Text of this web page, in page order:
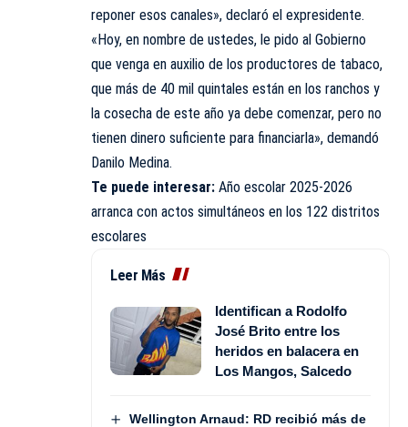
reponer esos canales», declaró el expresidente.
«Hoy, en nombre de ustedes, le pido al Gobierno
que venga en auxilio de los productores de tabaco,
que más de 40 mil quintales están en los ranchos y
la cosecha de este año ya debe comenzar, pero no
tienen dinero suficiente para financiarla», demandó
Danilo Medina.
Te puede interesar: Año escolar 2025-2026
arranca con actos simultáneos en los 122 distritos
escolares
Leer Más
Identifican a Rodolfo
José Brito entre los
heridos en balacera en
Los Mangos, Salcedo
Wellington Arnaud: RD recibió más de